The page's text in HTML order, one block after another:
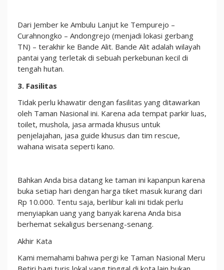
Dari Jember ke Ambulu Lanjut ke Tempurejo –
Curahnongko – Andongrejo (menjadi lokasi gerbang
TN) – terakhir ke Bande Alit. Bande Alit adalah wilayah
pantai yang terletak di sebuah perkebunan kecil di
tengah hutan.
3. Fasilitas
Tidak perlu khawatir dengan fasilitas yang ditawarkan
oleh Taman Nasional ini. Karena ada tempat parkir luas,
toilet, mushola, jasa armada khusus untuk
penjelajahan, jasa guide khusus dan tim rescue,
wahana wisata seperti kano.
Bahkan Anda bisa datang ke taman ini kapanpun karena
buka setiap hari dengan harga tiket masuk kurang dari
Rp 10.000. Tentu saja, berlibur kali ini tidak perlu
menyiapkan uang yang banyak karena Anda bisa
berhemat sekaligus bersenang-senang.
Akhir Kata
Kami memahami bahwa pergi ke Taman Nasional Meru